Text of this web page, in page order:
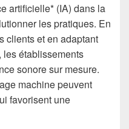
artificielle* (IA) dans la
les pratiques. En
clients et en adaptant
les établissements
sonore sur mesure.
machine peuvent
favorisent une